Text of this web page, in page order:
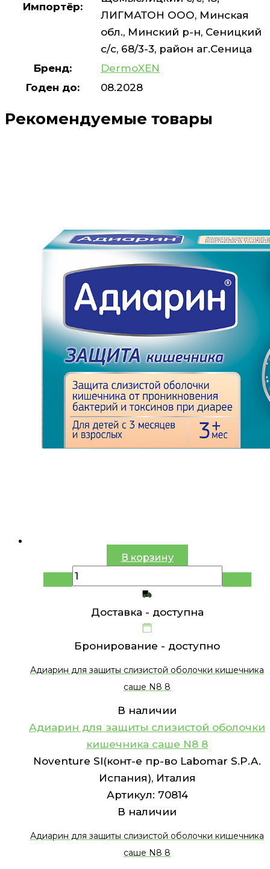
Импортёр:
ЛИГМАТОН ООО, Минская
обл., Минский р-н, Сеницкий
с/с, 68/3-3, район аг.Сеница
Бренд:
DermoXEN
Годен до:
08.2028
Рекомендуемые товары
В корзину
Доставка - доступна
Бронирование - доступно
Адиарин для защиты слизистой оболочки кишечника
саше N8 8
В наличии
Адиарин для защиты слизистой оболочки
кишечника саше N8 8
Noventure Sl(конт-е пр-во Labomar S.P.A.
Испания), Италия
Артикул: 70814
В наличии
Адиарин для защиты слизистой оболочки кишечника
саше N8 8